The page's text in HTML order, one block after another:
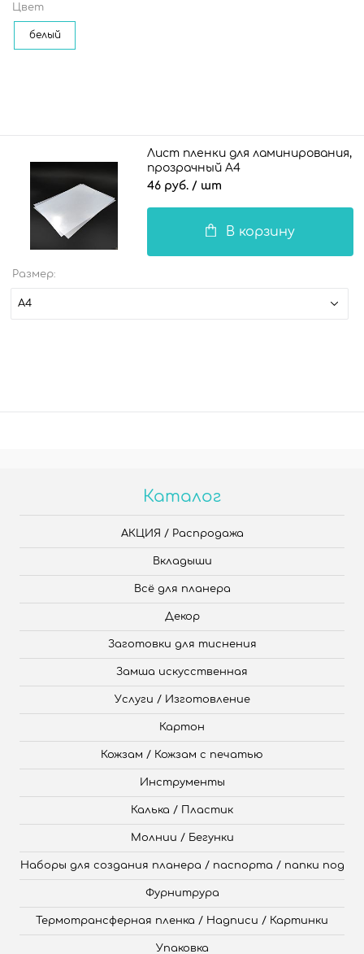
Цвет
белый
Лист пленки для ламинирования,
прозрачный А4
46 руб. / шт
В корзину
Размер:
А4
Каталог
АКЦИЯ / Распродажа
Вкладыши
Всё для планера
Декор
Заготовки для тиснения
Замша искусственная
Услуги / Изготовление
Картон
Кожзам / Кожзам с печатью
Инструменты
Калька / Пластик
Молнии / Бегунки
Наборы для создания планера / паспорта / папки под
Фурнитрура
Термотрансферная пленка / Надписи / Картинки
Упаковка